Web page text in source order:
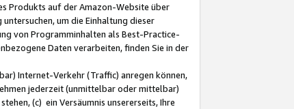
Produkts auf der Amazon-Website über
um die Einhaltung dieser
von Programminhalten als Best-Practice-
Daten verarbeiten, finden Sie in der
Internet-Verkehr (Traffic) anregen können,
jederzeit (unmittelbar oder mittelbar)
(c) ein Versäumnis unsererseits, Ihre